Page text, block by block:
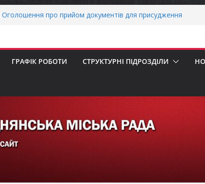
Останніми днями погода випробовує жителів громади
справжньою літньою спекою
Продовжується реалізація програми «Діалог влади та
ГРАФІК РОБОТИ СТРУКТУРНІ ПІДРОЗДІЛИ